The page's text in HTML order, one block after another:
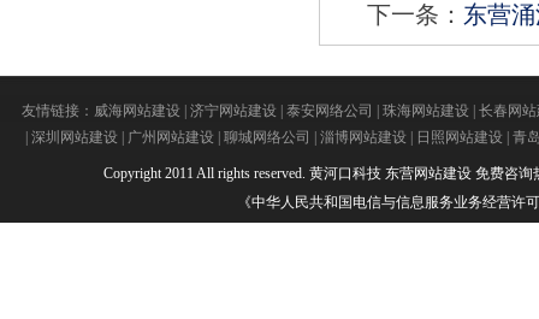
下一条： 东营
友情链接： 威海网站建设| 济宁网站建设| 泰安网络公司 珠海网站建设| 长春网
深圳网站建设| 广州网站建设| 聊城网络公司 淄博网站建设| 日照网站建设| 青
Copyright 2011 All rights reserved. 黄河口科技 东营网站建设 免费咨询
《中华人民共和国电信与信息服务业务经营许